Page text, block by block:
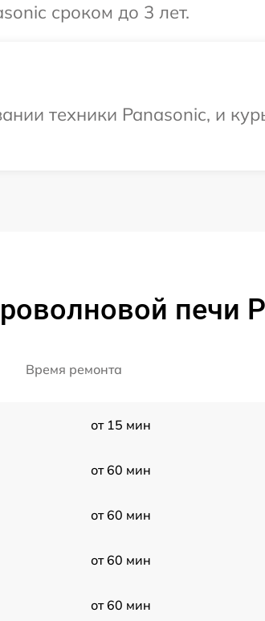
сроком до 3 лет.
техники Panasonic, и
печи
Время ремонта
от 15 мин
от 60 мин
от 60 мин
от 60 мин
от 60 мин